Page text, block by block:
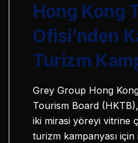
Hong Kong
Ofisi’nden
Turizm
Grey Group Hong
Tourism Board
iki mirasi yöreyi vitrine
turizm kampanyası